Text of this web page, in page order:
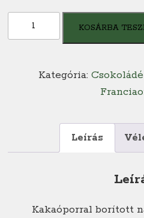
Chochomod
natúr
KOSÁRBA
Kategória: Csokoládé
Leírás
Kakaóporral borított